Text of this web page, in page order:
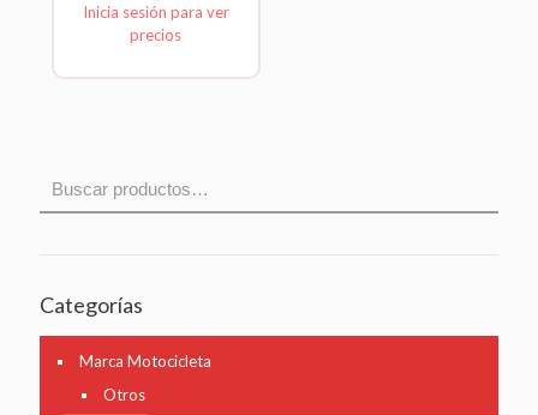
Inicia sesión para ver
precios
Categorías
Marca Motocicleta
Otros